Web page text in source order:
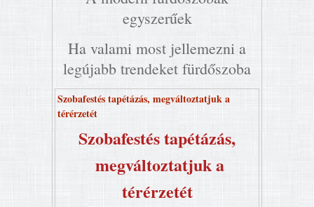
egyszerűek
Ha valami most jellemezni a
legújabb trendeket fürdőszoba
Szobafestés tapétázás, megváltoztatjuk a
térérzetét
Szobafestés tapétázás,
megváltoztatjuk a
térérzetét